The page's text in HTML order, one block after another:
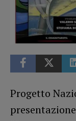
Progetto